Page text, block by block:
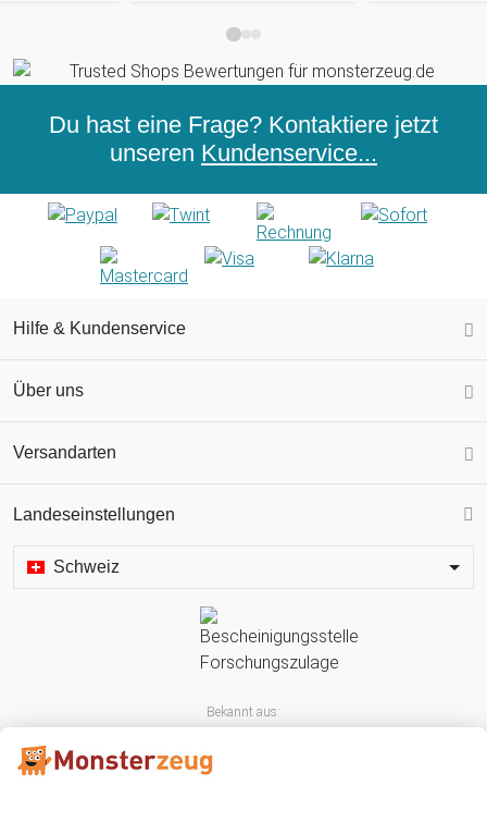
Du hast eine Frage? Kontaktiere jetzt
unseren Kundenservice...
Hilfe & Kundenservice
Über uns
Versandarten
Landeseinstellungen
Schweiz
Bekannt aus: